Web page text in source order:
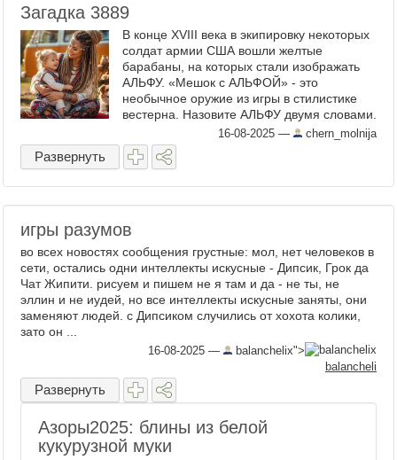
Загадка 3889
В конце XVIII века в экипировку некоторых
солдат армии США вошли желтые
барабаны, на которых стали изображать
АЛЬФУ. «Мешок с АЛЬФОЙ» - это
необычное оружие из игры в стилистике
вестерна. Назовите АЛЬФУ двумя словами.
Картинка ниже не содержит подсказки и
поставлена для того, чтобы ...
16-08-2025 — chern_molnija
Развернуть
игры разумов
во всех новостях сообщения грустные: мол, нет человеков в
сети, остались одни интеллекты искусные - Дипсик, Грок да
Чат Жипити. рисуем и пишем не я там и да - не ты, не
эллин и не иудей, но все интеллекты искусные заняты, они
заменяют людей. с Дипсиком случились от хохота колики,
зато он ...
16-08-2025 —
balanchelix">
balancheli
Развернуть
Азоры2025: блины из белой
кукурузной муки